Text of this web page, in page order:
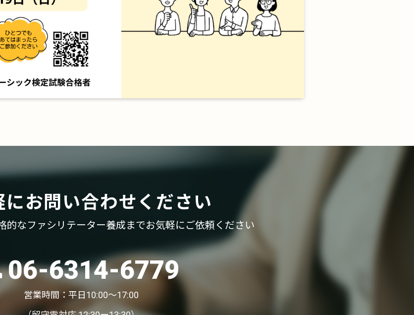
にお問い合わせください
的なファシリテーター養成までお気軽にご依頼ください
06-6314-6779
営業時間：平日10:00〜17:00